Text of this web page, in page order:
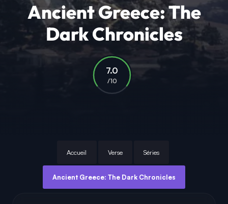
Ancient Greece: The
Dark Chronicles
7.0
/10
Accueil Verse Séries
Ancient Greece: The Dark Chronicles